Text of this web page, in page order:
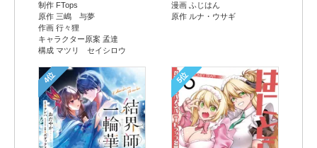
制作 FTops
原作 三嶋 与夢
作画 行々狸
キャラクター原案 孟達
構成 マツリ セイシロウ
漫画 ふじはん
原作 ルナ・ウサギ
4位 5位